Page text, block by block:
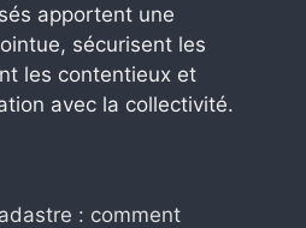
apportent une
sécurisent les
les contentieux et
avec la collectivité.
: comment